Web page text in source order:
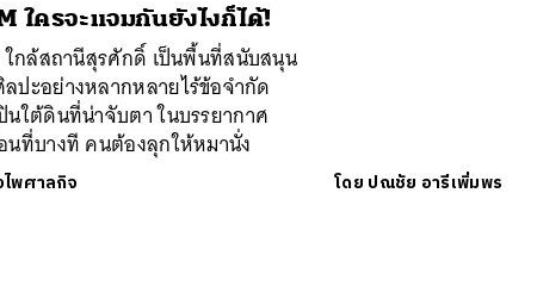
ใครจะแจมกันยังไงก็ได้!
ใกล้สถานีสุรศักดิ์ เป็นพื้นที่สนับสนุน
ปะอย่างหลากหลายไร้ข้อจำกัด
นใต้ดินที่น่าจับตา ในบรรยากาศ
นที่บางที คนต้องลุกให้หมานั่ง
พศาลกิจ โดย ปณชัย อารีเพิ่มพร